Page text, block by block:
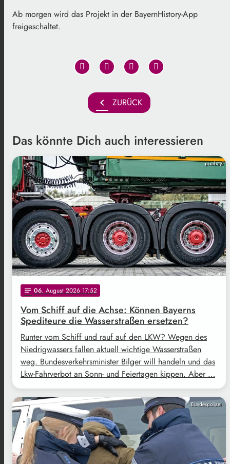
Ab morgen wird das Projekt in der BayernHistory-App
freigeschaltet.
chevron_left ZURÜCK
Das könnte Dich auch interessieren
pixabay
notes 06. August 2026 17:52
Vom Schiff auf die Achse: Können Bayerns
Spediteure die Wasserstraßen ersetzen?
Runter vom Schiff und rauf auf den LKW? Wegen des
Niedrigwassers fallen aktuell wichtige Wasserstraßen
weg. Bundesverkehrsminister Bilger will handeln und das
Lkw-Fahrverbot an Sonn- und Feiertagen kippen. Aber …
Bundespolizei